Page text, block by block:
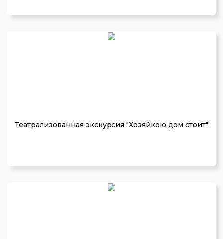
Театрализованная экскурсия "Хозяйкою дом стоит"